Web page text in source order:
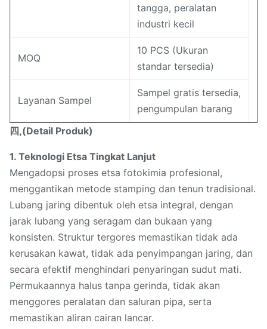
tangga, peralatan
industri kecil
MOQ
10 PCS (Ukuran
standar tersedia)
Layanan Sampel
Sampel gratis tersedia,
pengumpulan barang
四,(Detail Produk)
1. Teknologi Etsa Tingkat Lanjut
Mengadopsi proses etsa fotokimia profesional,
menggantikan metode stamping dan tenun tradisional.
Lubang jaring dibentuk oleh etsa integral, dengan
jarak lubang yang seragam dan bukaan yang
konsisten. Struktur tergores memastikan tidak ada
kerusakan kawat, tidak ada penyimpangan jaring, dan
secara efektif menghindari penyaringan sudut mati.
Permukaannya halus tanpa gerinda, tidak akan
menggores peralatan dan saluran pipa, serta
memastikan aliran cairan lancar.